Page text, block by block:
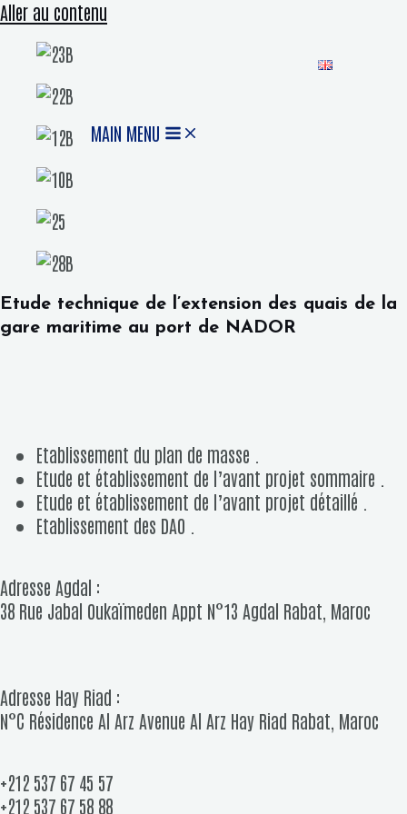
Aller au contenu
MAIN MENU
Etude technique de l’extension des quais de la
gare maritime au port de NADOR
Etablissement du plan de masse .
Etude et établissement de l’avant projet sommaire .
Etude et établissement de l’avant projet détaillé .
Etablissement des DAO .
Adresse Agdal :
38 Rue Jabal Oukaïmeden Appt N°13 Agdal Rabat, Maroc
Adresse Hay Riad :
N°C Résidence Al Arz Avenue Al Arz Hay Riad Rabat, Maroc
+212 537 67 45 57
+212 537 67 58 88